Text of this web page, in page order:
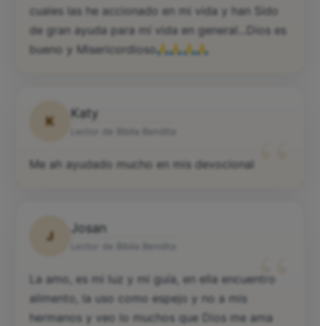
cuales las he accionado en mi vida y han Sido
de gran ayuda para mí vida en general...Dios es
bueno y Misericordioso
K
Katy
Me ah ayudado mucho en mis devocional
J
Josan
“
La amo, es mi luz y mi guía, en ella encuentro
alimento, la uso como espejo y no a mis
hermanos y veo lo muchos que Dios me ama